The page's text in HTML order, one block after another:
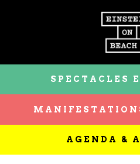
SPECTACLES
AGENDA &